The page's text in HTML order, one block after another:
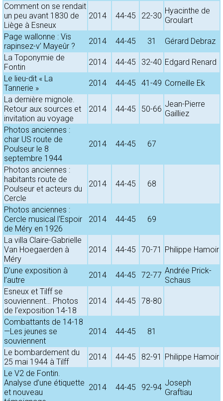
Comment on se rendait
un peu avant 1830 de
Liège à Esneux
2014 44-45 22-30
Hyacinthe de
Groulart
Page wallonne : Vis
rapinsez-v’ Mayeûr ?
2014 44-45 31
Gérard Debraz
La Toponymie de
Fontin
2014 44-45 32-40 Edgard Renard
Le lieu-dit « La
Tannerie »
2014 44-45 41-49 Corneille Ek
La dernière mignole.
Retour aux sources et
invitation au voyage
2014 44-45 50-66
Jean-Pierre
Gailliez
Photos anciennes :
char US route de
Poulseur le 8
septembre 1944
2014 44-45 67
Photos anciennes :
habitants route de
Poulseur et acteurs du
Cercle
2014 44-45 68
Photos anciennes :
Cercle musical l'Espoir
de Méry en 1926
2014 44-45 69
La villa Claire-Gabrielle
Van Hoegaerden à
Méry
2014 44-45 70-71 Philippe Hamoir
D’une exposition à
l’autre
2014 44-45 72-77 Andrée Prick-
Schaus
Esneux et Tilff se
souviennent… Photos
de l’exposition 14-18
2014 44-45 78-80
Combattants de 14-18
—Les jeunes se
souviennent
2014 44-45 81
Le bombardement du
25 mai 1944 à Tilff
2014 44-45 82-91 Philippe Hamoir
Le V2 de Fontin.
Analyse d’une étiquette
et nouveau
2014 44-45 92-94 Joseph
Graftiau